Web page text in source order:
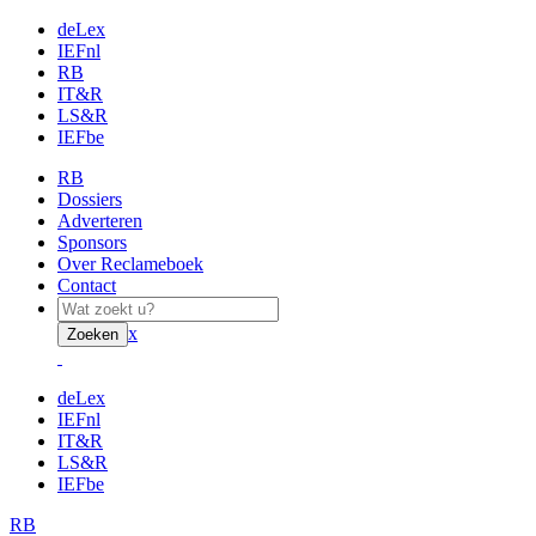
deLex
IEFnl
RB
IT&R
LS&R
IEFbe
RB
Dossiers
Adverteren
Sponsors
Over Reclameboek
Contact
Zoeken x
deLex
IEFnl
IT&R
LS&R
IEFbe
RB